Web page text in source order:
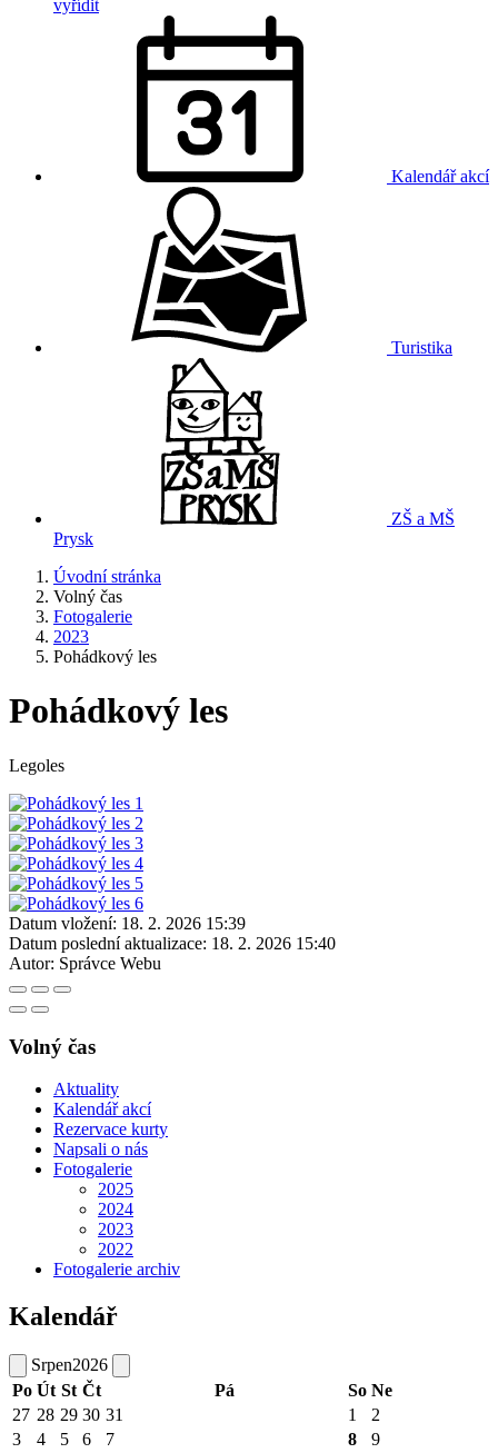
vyřídit
Kalendář akcí
Turistika
ZŠ a MŠ
Prysk
Úvodní stránka
Volný čas
Fotogalerie
2023
Pohádkový les
Pohádkový les
Legoles
Datum vložení: 18. 2. 2026 15:39
Datum poslední aktualizace: 18. 2. 2026 15:40
Autor: Správce Webu
Volný čas
Aktuality
Kalendář akcí
Rezervace kurty
Napsali o nás
Fotogalerie
2025
2024
2023
2022
Fotogalerie archiv
Kalendář
Srpen2026
Po Út St Čt Pá So Ne
27 28 29 30 31 1
2
3
4 5 6 7 8 9